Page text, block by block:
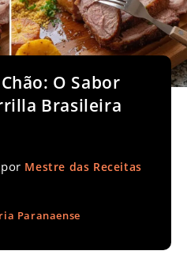
O Sabor
Brasileira
Mestre das Receitas
Paranaense